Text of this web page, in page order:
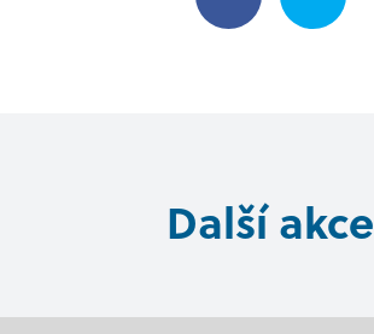
Další akce